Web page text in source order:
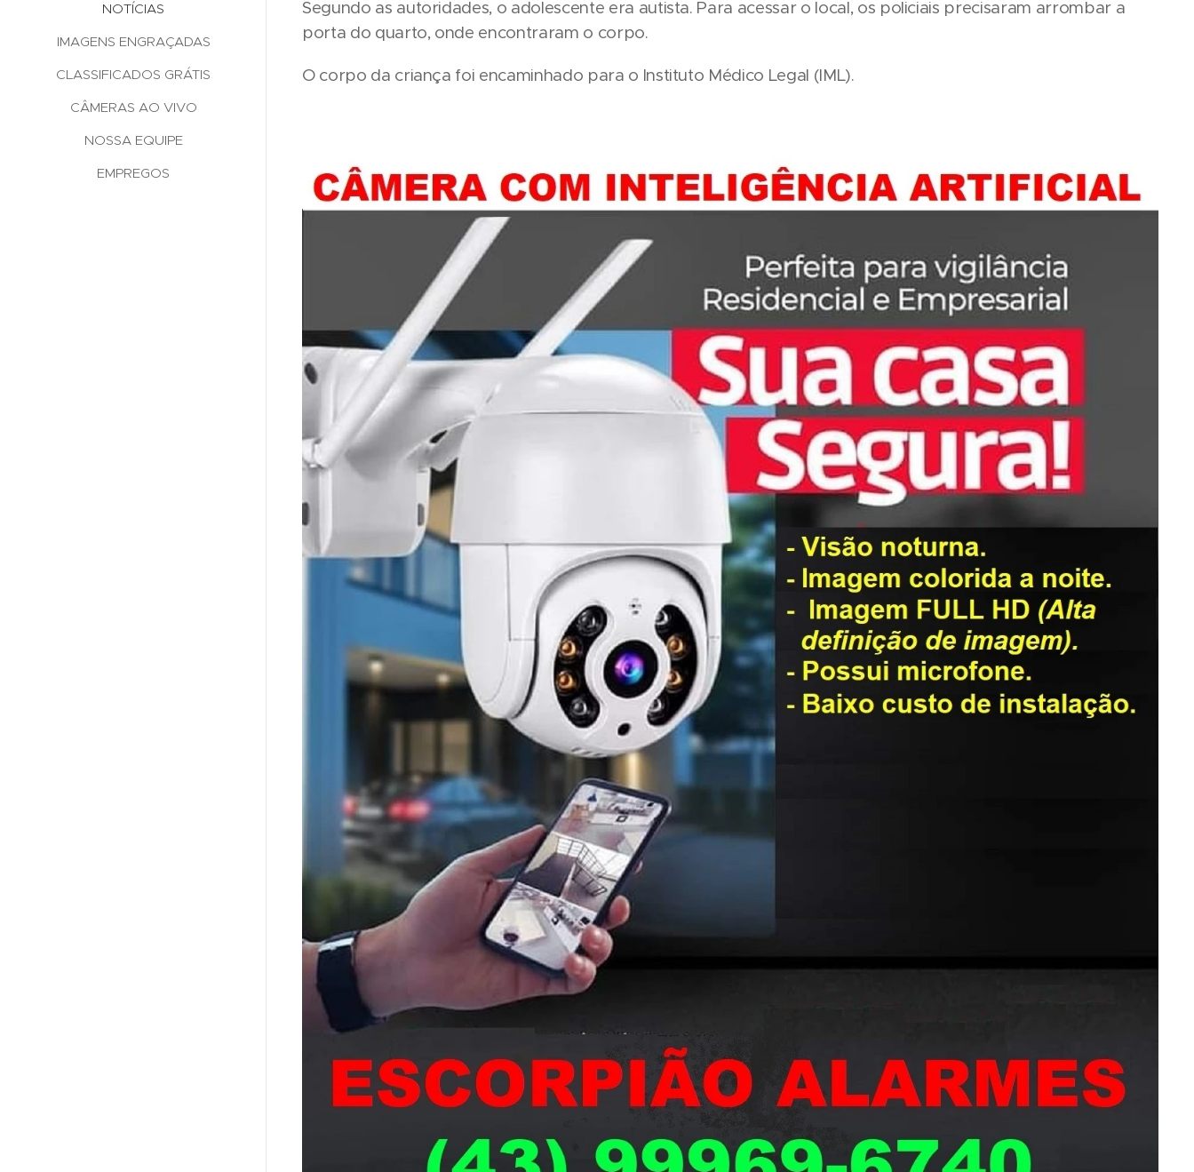
NOTÍCIAS
IMAGENS ENGRAÇADAS
CLASSIFICADOS GRÁTIS
CÂMERAS AO VIVO
NOSSA EQUIPE
EMPREGOS
Segundo as autoridades, o adolescente era autista. Para acessar o local, os policiais precisaram arrombar a
porta do quarto, onde encontraram o corpo.
O corpo da criança foi encaminhado para o Instituto Médico Legal (IML).